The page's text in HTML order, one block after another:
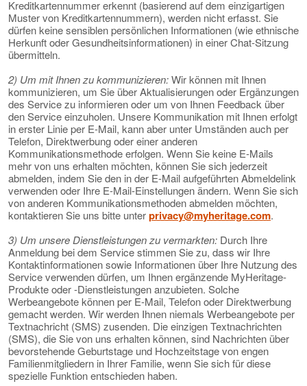
Kreditkartennummer erkennt (basierend auf dem einzigartigen
Muster von Kreditkartennummern), werden nicht erfasst. Sie
dürfen keine sensiblen persönlichen Informationen (wie ethnische
Herkunft oder Gesundheitsinformationen) in einer Chat-Sitzung
übermitteln.
2) Um mit Ihnen zu kommunizieren:Wir können mit Ihnen
kommunizieren, um Sie über Aktualisierungen oder Ergänzungen
des Service zu informieren oder um von Ihnen Feedback über
den Service einzuholen. Unsere Kommunikation mit Ihnen erfolgt
in erster Linie per E-Mail, kann aber unter Umständen auch per
Telefon, Direktwerbung oder einer anderen
Kommunikationsmethode erfolgen. Wenn Sie keine E-Mails
mehr von uns erhalten möchten, können Sie sich jederzeit
abmelden, indem Sie den in der E-Mail aufgeführten Abmeldelink
verwenden oder Ihre E-Mail-Einstellungen ändern. Wenn Sie sich
von anderen Kommunikationsmethoden abmelden möchten,
kontaktieren Sie uns bitte unterprivacy@myheritage.com.
3) Um unsere Dienstleistungen zu vermarkten: Durch Ihre
Anmeldung bei dem Service stimmen Sie zu, dass wir Ihre
Kontaktinformationen sowie Informationen über Ihre Nutzung des
Service verwenden dürfen, um Ihnen ergänzende MyHeritage-
Produkte oder -Dienstleistungen anzubieten. Solche
Werbeangebote können per E-Mail, Telefon oder Direktwerbung
gemacht werden. Wir werden Ihnen niemals Werbeangebote per
Textnachricht (SMS) zusenden. Die einzigen Textnachrichten
(SMS), die Sie von uns erhalten können, sind Nachrichten über
bevorstehende Geburtstage und Hochzeitstage von engen
Familienmitgliedern in Ihrer Familie, wenn Sie sich für diese
spezielle Funktion entschieden haben.